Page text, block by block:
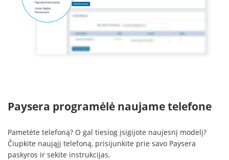
Paysera programėlė naujame telefone
Pametėte telefoną? O gal tiesiog įsigijote naujesnį modelį?
Čiupkite naująjį telefoną, prisijunkite prie savo Paysera
paskyros ir sekite instrukcijas.